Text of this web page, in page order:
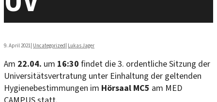
9. April 2021 Uncategorized Lukas Jager
Am 22.04. um 16:30 findet die 3. ordentliche Sitzung der
Universitätsvertratung unter Einhaltung der geltenden
Hygienebestimmungen im Hörsaal MC5 am MED